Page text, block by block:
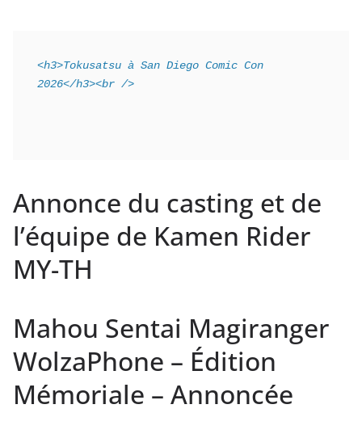
<h3>Tokusatsu à San Diego Comic Con
2026</h3><br />
Annonce du casting et de
l’équipe de Kamen Rider
MY-TH
Mahou Sentai Magiranger
WolzaPhone – Édition
Mémoriale – Annoncée